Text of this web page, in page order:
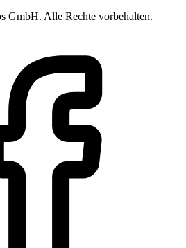
GmbH. Alle Rechte vorbehalten.